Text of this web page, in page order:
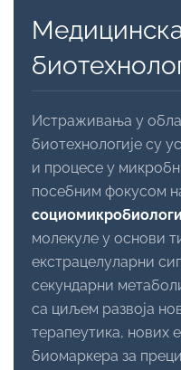
Истраживања у
биотехнологије су
и процесе у
посебним фокусом
молекуле у основи
екстрацелуларни
секундарни
са циљем развоја
терапеутика, нових
биомаркера за